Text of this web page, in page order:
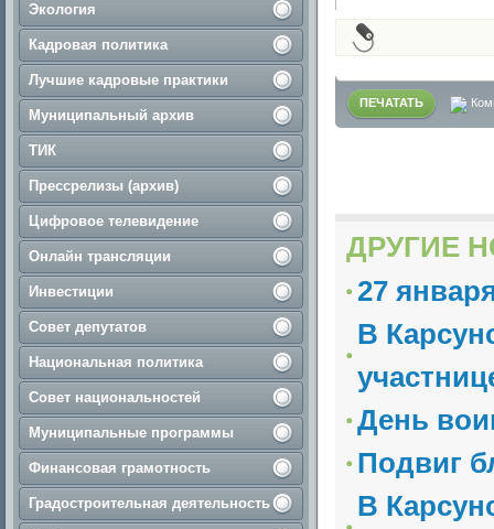
Экология
Кадровая политика
Лучшие кадровые практики
Муниципальный архив
ТИК
Прессрелизы (архив)
Цифровое телевидение
Онлайн трансляции
Инвестиции
Совет депутатов
Национальная политика
Совет национальностей
Муниципальные программы
Финансовая грамотность
Градостроительная деятельность
ПЕЧАТАТЬ
ДРУГИЕ
27
В
День
Подвиг
В